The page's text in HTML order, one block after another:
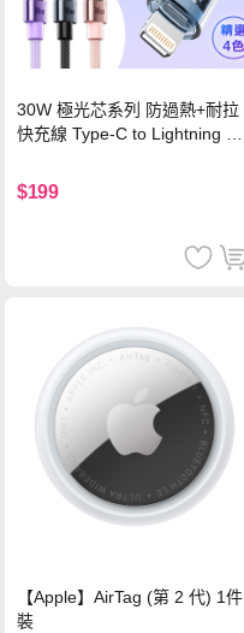
30W 極光芯系列 防過熱+耐拉
快充線 Type-C to Lightning 傳
$199
【Apple】AirTag (第 2 代) 1件
裝